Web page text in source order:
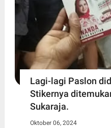
Lagi-lagi Paslon
Stikernya
Sukaraja.
Oktober 06, 2024